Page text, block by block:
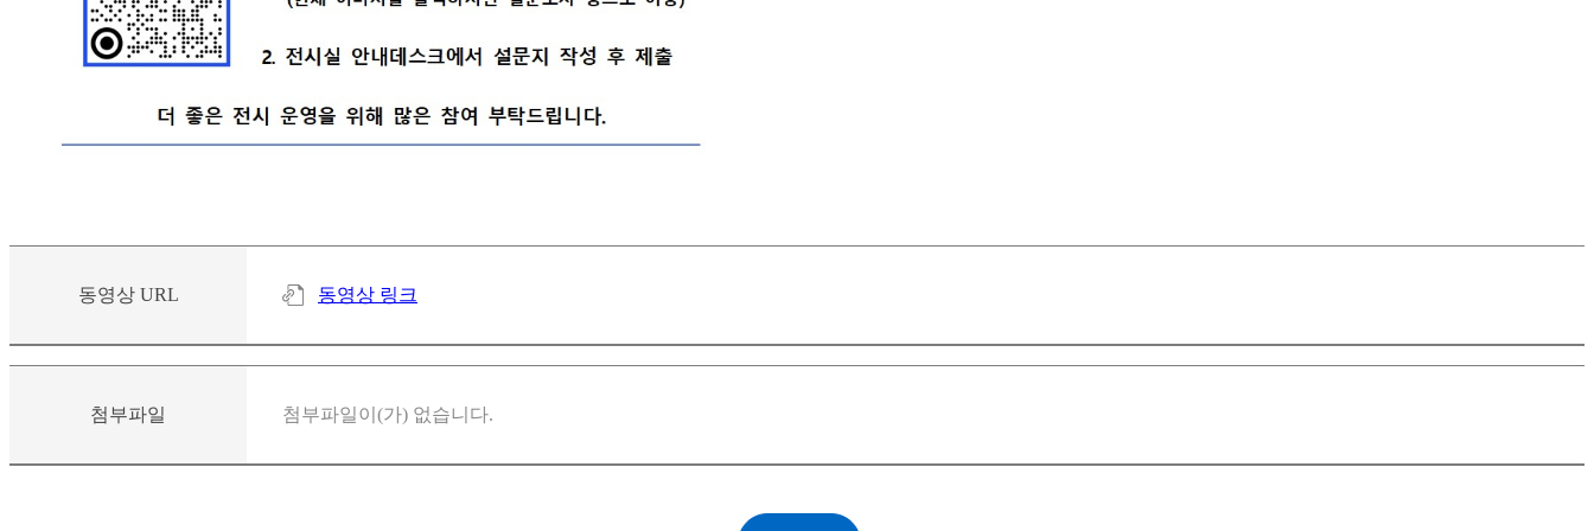
동영상 URL 동영상 링크
첨부파일 첨부파일이(가) 없습니다.